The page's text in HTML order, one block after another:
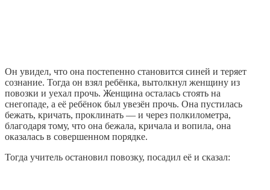
Он увидел, что она постепенно становится синей и теряет
сознание. Тогда он взял ребёнка, вытолкнул женщину из
повозки и уехал прочь. Женщина осталась стоять на
снегопаде, а её ребёнок был увезён прочь. Она пустилась
бежать, кричать, проклинать — и через полкилометра,
благодаря тому, что она бежала, кричала и вопила, она
оказалась в совершенном порядке.
Тогда учитель остановил повозку, посадил её и сказал: